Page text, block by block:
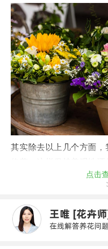
其实除去以上几个方面
这些养护小方法你学会了
点击